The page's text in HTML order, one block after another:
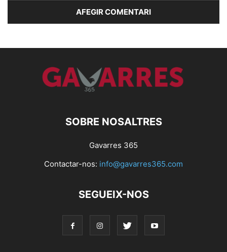
SOBRE NOSALTRES
Gavarres 365
Contactar-nos: info@gavarres365.com
SEGUEIX-NOS